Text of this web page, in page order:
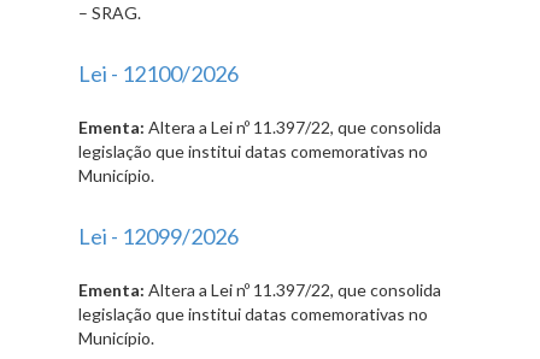
– SRAG.
Lei - 12100/2026
Ementa: Altera a Lei nº 11.397/22, que consolida
legislação que institui datas comemorativas no
Município.
Lei - 12099/2026
Ementa: Altera a Lei nº 11.397/22, que consolida
legislação que institui datas comemorativas no
Município.